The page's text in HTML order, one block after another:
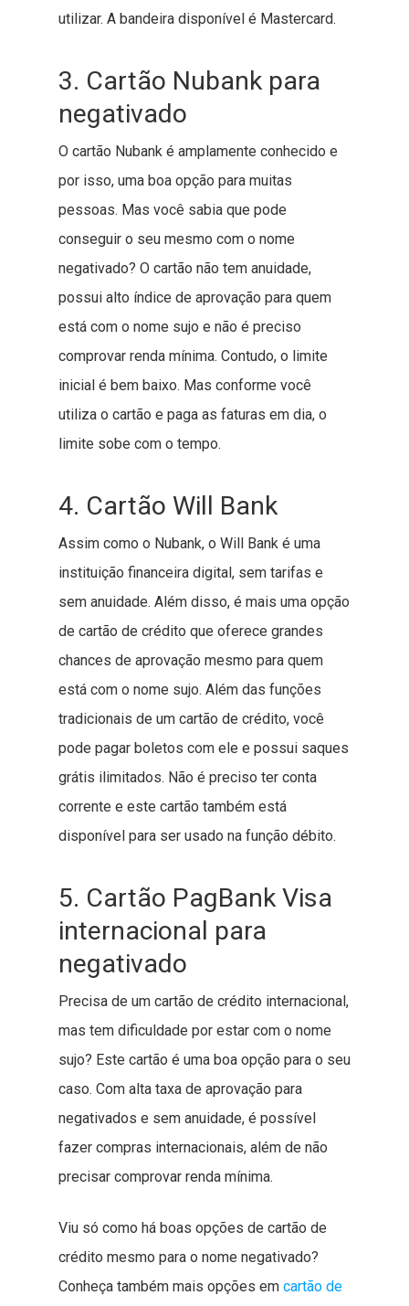
utilizar. A bandeira disponível é Mastercard.
3. Cartão Nubank para
negativado
O cartão Nubank é amplamente conhecido e
por isso, uma boa opção para muitas
pessoas. Mas você sabia que pode
conseguir o seu mesmo com o nome
negativado? O cartão não tem anuidade,
possui alto índice de aprovação para quem
está com o nome sujo e não é preciso
comprovar renda mínima. Contudo, o limite
inicial é bem baixo. Mas conforme você
utiliza o cartão e paga as faturas em dia, o
limite sobe com o tempo.
4. Cartão Will Bank
Assim como o Nubank, o Will Bank é uma
instituição financeira digital, sem tarifas e
sem anuidade. Além disso, é mais uma opção
de cartão de crédito que oferece grandes
chances de aprovação mesmo para quem
está com o nome sujo. Além das funções
tradicionais de um cartão de crédito, você
pode pagar boletos com ele e possui saques
grátis ilimitados. Não é preciso ter conta
corrente e este cartão também está
disponível para ser usado na função débito.
5. Cartão PagBank Visa
internacional para
negativado
Precisa de um cartão de crédito internacional,
mas tem dificuldade por estar com o nome
sujo? Este cartão é uma boa opção para o seu
caso. Com alta taxa de aprovação para
negativados e sem anuidade, é possível
fazer compras internacionais, além de não
precisar comprovar renda mínima.
Viu só como há boas opções de cartão de
crédito mesmo para o nome negativado?
Conheça também mais opções em cartão de